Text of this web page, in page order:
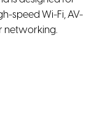
speed Wi-Fi, AV-
networking.